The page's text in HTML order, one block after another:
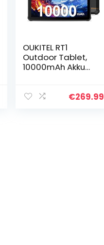
OUKITEL RT1
Outdoor Tablet,
10000mAh Akku
Wasserdicht
€269.99